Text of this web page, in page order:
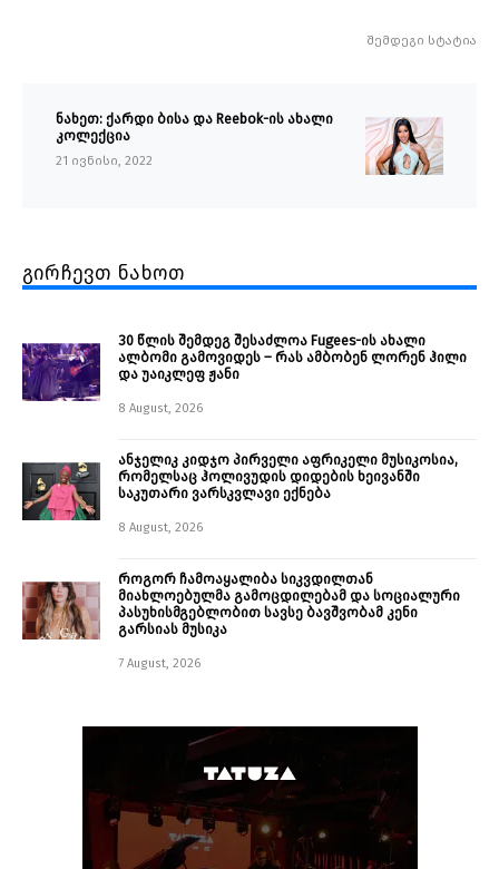
შემდეგი სტატია
ნახეთ: ქარდი ბისა და Reebok-ის ახალი
კოლექცია
21 ივნისი, 2022
გირჩევთ ნახოთ
30 წლის შემდეგ შესაძლოა Fugees-ის ახალი
ალბომი გამოვიდეს – რას ამბობენ ლორენ ჰილი
და უაიკლეფ ჟანი
8 August, 2026
ანჯელიკ კიდჯო პირველი აფრიკელი მუსიკოსია,
რომელსაც ჰოლივუდის დიდების ხეივანში
საკუთარი ვარსკვლავი ექნება
8 August, 2026
როგორ ჩამოაყალიბა სიკვდილთან
მიახლოებულმა გამოცდილებამ და სოციალური
პასუხისმგებლობით სავსე ბავშვობამ კენი
გარსიას მუსიკა
7 August, 2026